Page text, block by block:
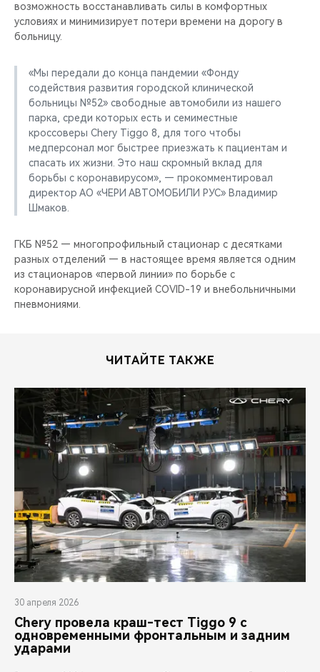
ВИДЕООБЗОРЫ
возможность восстанавливать силы в комфортных
условиях и минимизирует потери времени на дорогу в
больницу.
«Мы передали до конца пандемии «Фонду
содействия развития городской клинической
больницы №52» свободные автомобили из нашего
парка, среди которых есть и семиместные
кроссоверы Chery Tiggo 8, для того чтобы
медперсонал мог быстрее приезжать к пациентам и
спасать их жизни. Это наш скромный вклад для
борьбы с коронавирусом», — прокомментировал
директор АО «ЧЕРИ АВТОМОБИЛИ РУС» Владимир
Шмаков.
ГКБ №52 — многопрофильный стационар с десятками
разных отделений — в настоящее время является одним
из стационаров «первой линии» по борьбе с
коронавирусной инфекцией COVID-19 и внебольничными
пневмониями.
ЧИТАЙТЕ ТАКЖЕ
30 апреля 2026
Chery провела краш-тест Tiggo 9 с
одновременными фронтальным и задним
ударами